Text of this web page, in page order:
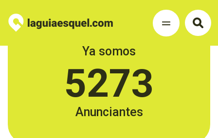
Ya somos
5273
Anunciantes